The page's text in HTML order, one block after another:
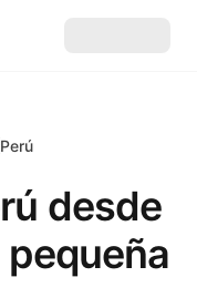
desde
Perú